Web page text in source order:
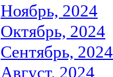
Ноябрь, 2024
Октябрь, 2024
Сентябрь, 2024
Август, 2024